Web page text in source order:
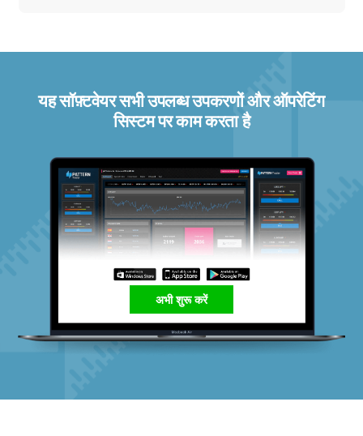
यह सॉफ़्टवेयर सभी उपलब्ध उपकरणों और ऑपरेटिंग
सिस्टम पर काम करता है
अभी शुरू करें